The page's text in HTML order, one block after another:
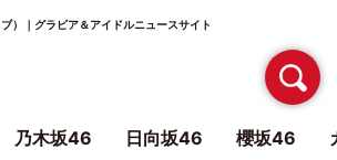
）｜グラビア＆アイドルニュースサイト
乃木坂46 日向坂46 櫻坂46